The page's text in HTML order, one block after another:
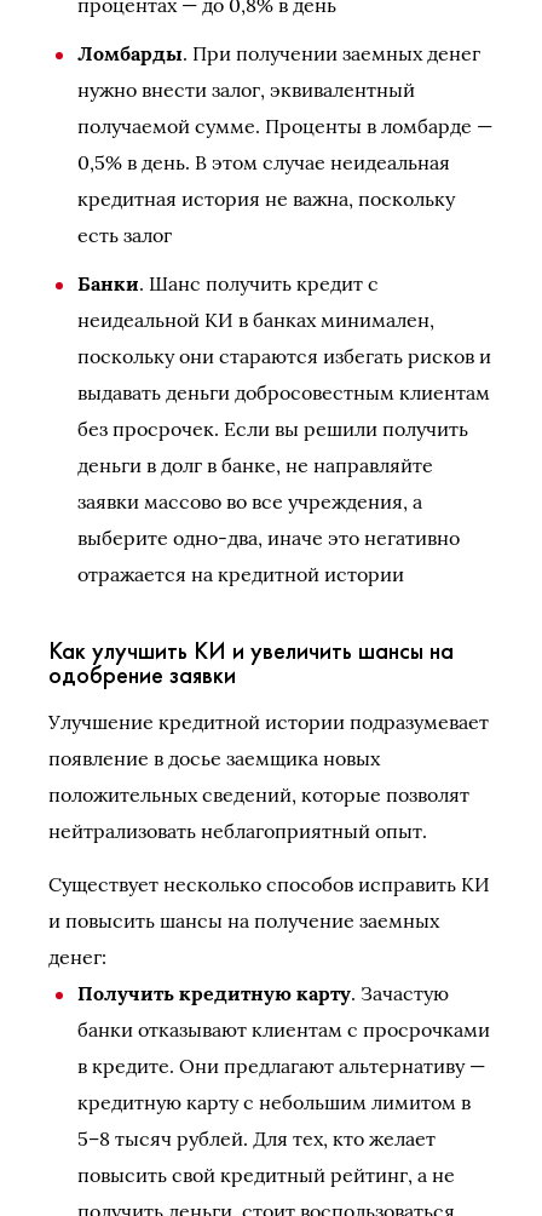
процентах — до 0,8% в день
Ломбарды. При получении заемных денег
нужно внести залог, эквивалентный
получаемой сумме. Проценты в ломбарде —
0,5% в день. В этом случае неидеальная
кредитная история не важна, поскольку
есть залог
Банки. Шанс получить кредит с
неидеальной КИ в банках минимален,
поскольку они стараются избегать рисков и
выдавать деньги добросовестным клиентам
без просрочек. Если вы решили получить
деньги в долг в банке, не направляйте
заявки массово во все учреждения, а
выберите одно-два, иначе это негативно
отражается на кредитной истории
Как улучшить КИ и увеличить шансы на
одобрение заявки
Улучшение кредитной истории подразумевает
появление в досье заемщика новых
положительных сведений, которые позволят
нейтрализовать неблагоприятный опыт.
Существует несколько способов исправить КИ
и повысить шансы на получение заемных
денег:
Получить кредитную карту. Зачастую
банки отказывают клиентам с просрочками
в кредите. Они предлагают альтернативу —
кредитную карту с небольшим лимитом в
5–8 тысяч рублей. Для тех, кто желает
повысить свой кредитный рейтинг, а не
получить деньги, стоит воспользоваться